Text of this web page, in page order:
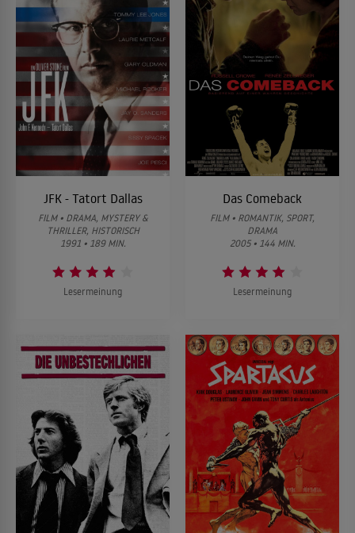
JFK - Tatort Dallas
FILM • DRAMA, MYSTERY &
THRILLER, HISTORISCH
1991 • 189 MIN.
Lesermeinung
Das Comeback
FILM • ROMANTIK, SPORT,
DRAMA
2005 • 144 MIN.
Lesermeinung